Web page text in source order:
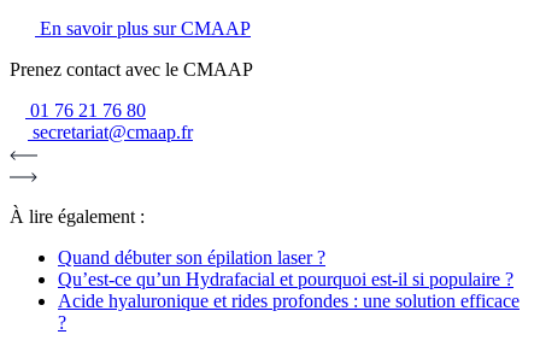
En savoir plus sur CMAAP
Prenez contact avec le CMAAP
01 76 21 76 80
secretariat@cmaap.fr
À lire également :
Quand débuter son épilation laser ?
Qu’est-ce qu’un Hydrafacial et pourquoi est-il si populaire ?
Acide hyaluronique et rides profondes : une solution efficace
?